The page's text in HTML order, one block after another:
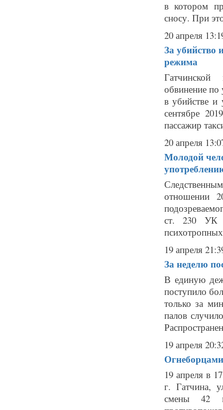
в котором
сносу. При
20 апреля
За убийство
режима
Гатчинской
обвинение по
в убийстве
сентябре
пассажир
20 апреля
Молодой
отношении
ст. 230 УК
19 апреля
За неделю
В единую
поступило
только за
палов
19 апреля
19 апреля в
г. Гатчина,
смены 42